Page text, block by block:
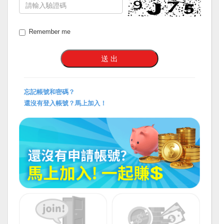
Remember me
忘記帳號和密碼？
還沒有登入帳號？馬上加入！